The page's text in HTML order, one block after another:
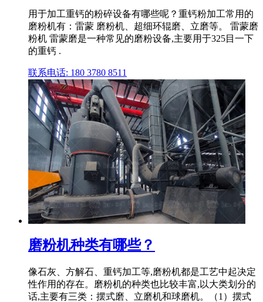
用于加工重钙的粉碎设备有哪些呢？重钙粉加工常用的
磨粉机有：雷蒙 磨粉机、超细环辊磨、立磨等。 雷蒙磨
粉机 雷蒙磨是一种常见的磨粉设备,主要用于325目一下
的重钙 .
联系电话: 180 3780 8511
磨粉机种类有哪些？
像石灰、方解石、重钙加工等,磨粉机都是工艺中起决定
性作用的存在。磨粉机的种类也比较丰富,以大类划分的
话,主要有三类：摆式磨、立磨机和球磨机。（1）摆式